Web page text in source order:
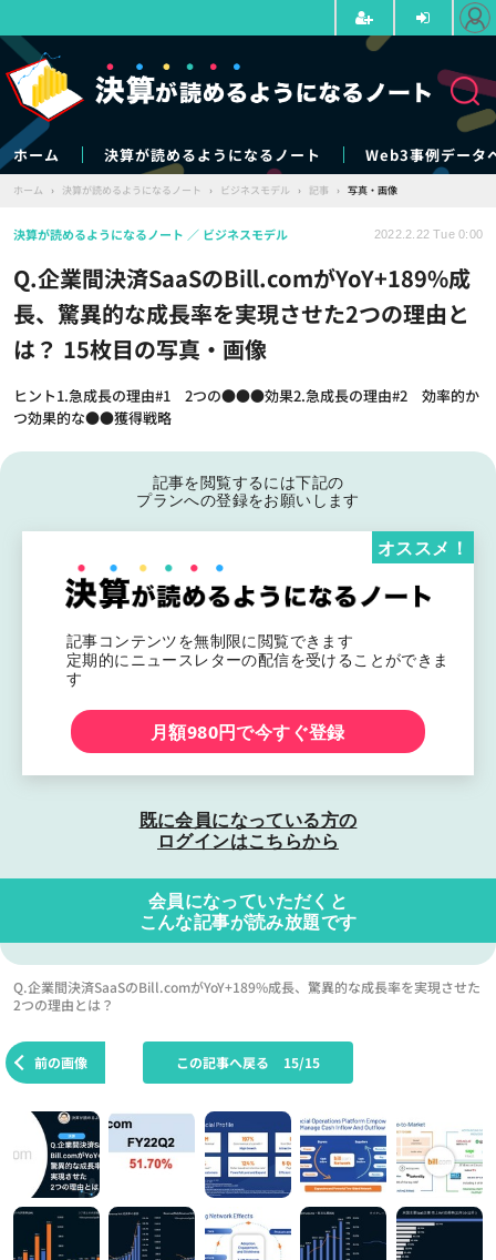
ホーム 決算が読めるようになるノート Web3事例データ
ホーム › 決算が読めるようになるノート › ビジネスモデル › 記事 › 写真・画像
Q.企業間決済SaaSのBill.comがYoY+189%成
長、驚異的な成長率を実現させた2つの理由と
は？ 15枚目の写真・画像
ヒント1.急成長の理由#1 2つの●●●効果2.急成長の理由#2 効率的か
つ効果的な●●獲得戦略
決算が読めるようになるノート ビジネスモデル 2022.2.22 Tue 0:00
記事を閲覧するには下記の
プランへの登録をお願いします
記事コンテンツを無制限に閲覧できます
定期的にニュースレターの配信を受けることができま
す
オススメ！
月額980円で今すぐ登録
既に会員になっている方の
ログインはこちらから
会員になっていただくと
こんな記事が読み放題です
Q.企業間決済SaaSのBill.comがYoY+189%成長、驚異的な成長率を実現させた
2つの理由とは？
前の画像 この記事へ戻る 15/15